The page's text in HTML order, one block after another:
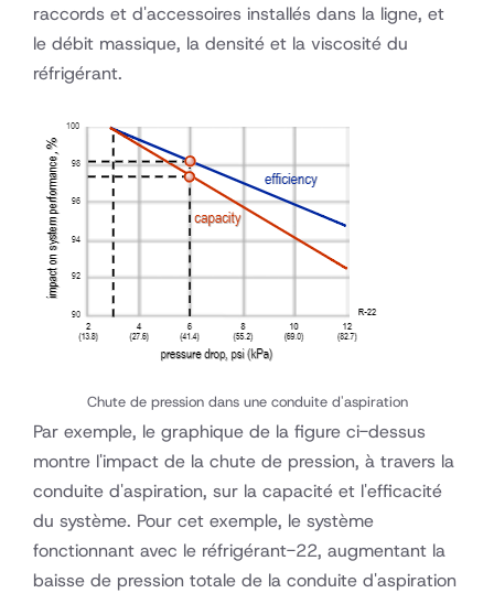
raccords et d'accessoires installés dans la ligne, et
le débit massique, la densité et la viscosité du
réfrigérant.
Chute de pression dans une conduite d'aspiration
Par exemple, le graphique de la figure ci-dessus
montre l'impact de la chute de pression, à travers la
conduite d'aspiration, sur la capacité et l'efficacité
du système. Pour cet exemple, le système
fonctionnant avec le réfrigérant-22, augmentant la
baisse de pression totale de la conduite d'aspiration